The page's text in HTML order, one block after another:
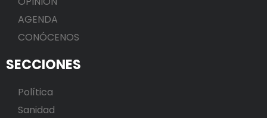
AGENDA
CONÓCENOS
SECCIONES
Política
Sanidad